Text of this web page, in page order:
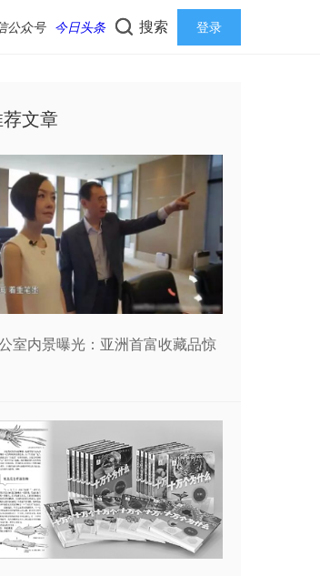
公众号 今日头条 搜索 登录
文章
室内景曝光：亚洲首富收藏品惊